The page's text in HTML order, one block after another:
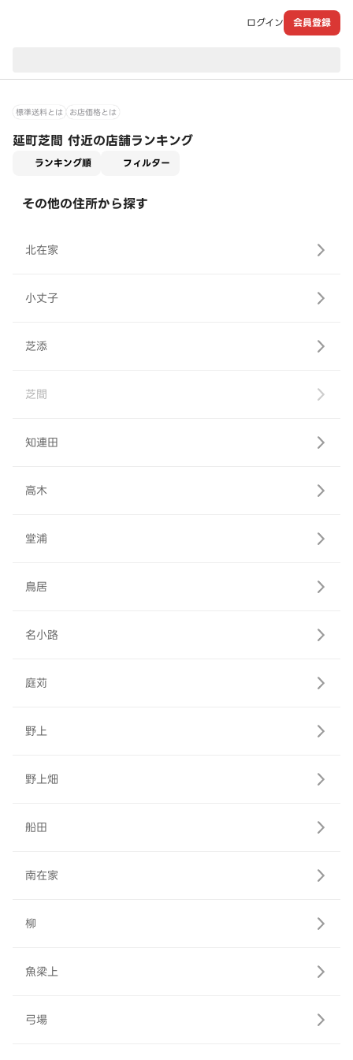
ログイン 会員登録
標準送料とは お店価格とは
延町芝間 付近の店舗ランキング
ランキング順 フィルター
その他の住所から探す
北在家
小丈子
芝添
芝間
知連田
高木
堂浦
鳥居
名小路
庭苅
野上
野上畑
船田
南在家
柳
魚梁上
弓場